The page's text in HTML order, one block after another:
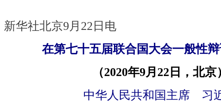
新华社北京9月22日电
在第七十五届联合国大会一般性
（2020年9月22日，北京
中华人民共和国主席 习